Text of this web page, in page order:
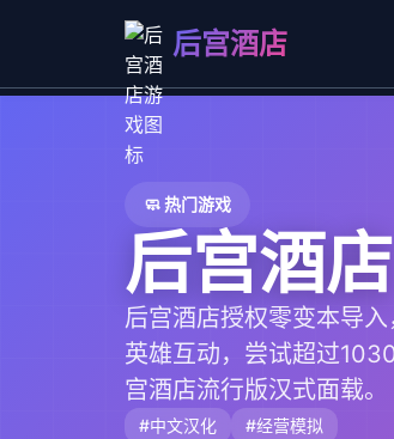
后宫酒店
🧼 热门游戏
后宫酒店
后宫酒店授权零变本导
英雄互动，尝试超过
宫酒店流行版汉式面载。
#中文汉化 #经营模拟